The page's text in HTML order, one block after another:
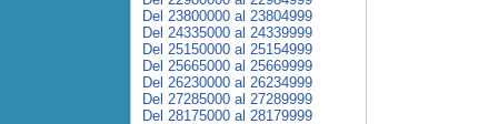
Del 23800000 al 23804999
Del 24335000 al 24339999
Del 25150000 al 25154999
Del 25665000 al 25669999
Del 26230000 al 26234999
Del 27285000 al 27289999
Del 28175000 al 28179999